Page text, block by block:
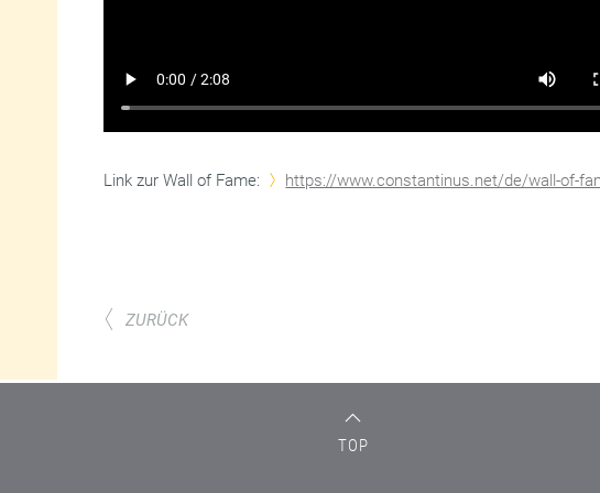
Link zur Wall of Fame: https://www.constantinus.net/de/wall-of-
ZURÜCK
TOP